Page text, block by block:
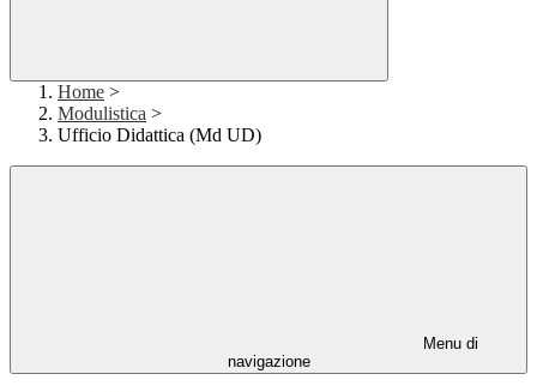
Home >
Modulistica >
Ufficio Didattica (Md UD)
Menu di
navigazione